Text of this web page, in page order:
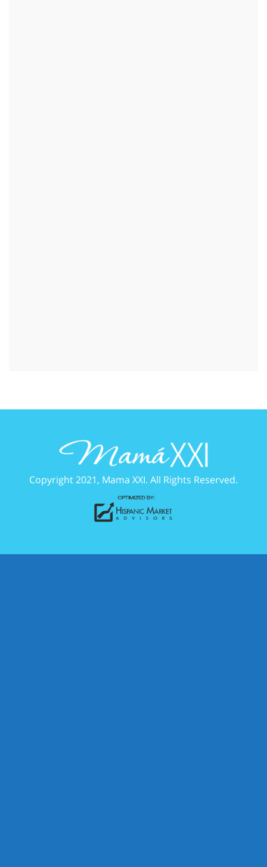
Copyright 2021, Mama XXI. All Rights Reserved.